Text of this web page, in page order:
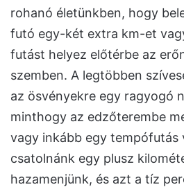
rohanó életünkben, hogy
futó egy-két extra km-et
futást helyez előtérbe az
szemben. A legtöbben
az ösvényekre egy ragyogó
minthogy az edzőterembe
vagy inkább egy tempófutás
csatolnánk egy plusz
hazamenjünk, és azt a tíz